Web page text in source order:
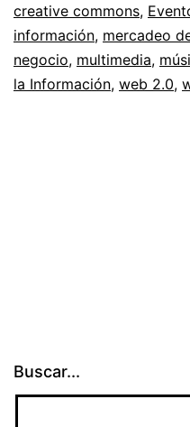
creative commons,
información, mercadeo
negocio, multimedia,
la Información, web 2.0,
Buscar...